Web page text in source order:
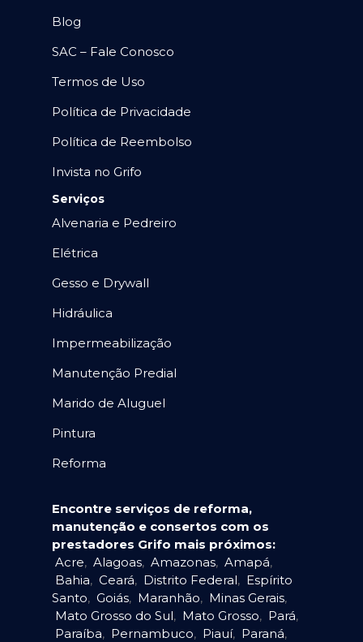
Blog
SAC – Fale Conosco
Termos de Uso
Política de Privacidade
Política de Reembolso
Invista no Grifo
Serviços
Alvenaria e Pedreiro
Elétrica
Gesso e Drywall
Hidráulica
Impermeabilização
Manutenção Predial
Marido de Aluguel
Pintura
Reforma
Encontre serviços de reforma,
manutenção e consertos com os
prestadores Grifo mais próximos:
Acre, Alagoas, Amazonas, Amapá,
Bahia, Ceará, Distrito Federal, Espírito
Santo, Goiás, Maranhão, Minas Gerais,
Mato Grosso do Sul, Mato Grosso, Pará,
Paraíba, Pernambuco, Piauí, Paraná,